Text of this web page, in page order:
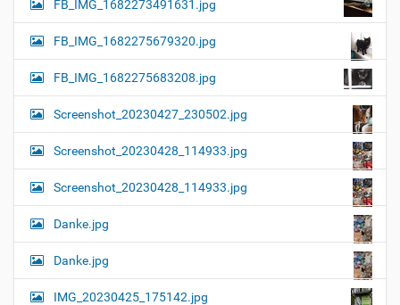
FB_IMG_1682273491631.jpg
FB_IMG_1682275679320.jpg
FB_IMG_1682275683208.jpg
Screenshot_20230427_230502.jpg
Screenshot_20230428_114933.jpg
Screenshot_20230428_114933.jpg
Danke.jpg
Danke.jpg
IMG_20230425_175142.jpg